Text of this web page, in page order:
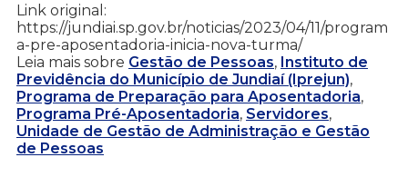
Link original:
https://jundiai.sp.gov.br/noticias/2023/04/11/program
a-pre-aposentadoria-inicia-nova-turma/
Leia mais sobre Gestão de Pessoas, Instituto de
Previdência do Município de Jundiaí (Iprejun),
Programa de Preparação para Aposentadoria,
Programa Pré-Aposentadoria, Servidores,
Unidade de Gestão de Administração e Gestão
de Pessoas